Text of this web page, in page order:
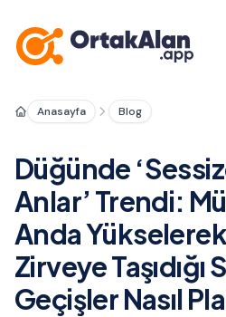
Anasayfa Blog
Düğünde
Anlar’ Trendi:
Anda
Zirveye Taşıdığı
Geçişler Nasıl